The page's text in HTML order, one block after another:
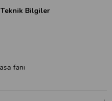
Teknik Bilgiler
fanı